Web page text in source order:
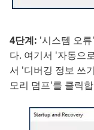
4단계: '시스템 오
다. 여기서 '자동으
서 '디버깅 정보 쓰
모리 덤프'를 클릭